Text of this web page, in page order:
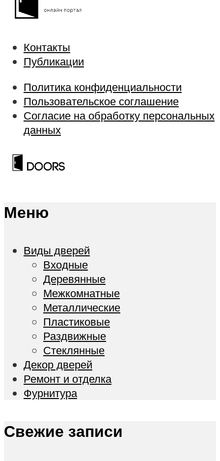
Контакты
Публикации
Политика конфиденциальности
Пользовательское соглашение
Согласие на обработку персональных
данных
Меню
Виды дверей
Входные
Деревянные
Межкомнатные
Металлические
Пластиковые
Раздвижные
Стеклянные
Декор дверей
Ремонт и отделка
Фурнитура
Свежие записи